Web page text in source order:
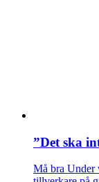
”Det ska
Må bra Under